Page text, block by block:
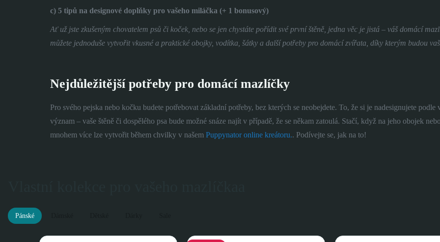
c) 5 tipů na designové doplňky pro vašeho miláčka (+ 1 bonusový)
Ať už jste zkušeným chovatelem psů či koček, nebo se jen chystáte pořídit své první štěně, jedna věc je jistá – váš domácí
můžete jednoduše vytvořit vkusné a praktické obojky, vodítka, šátky a další potřeby pro domácí zvířata, díky kterým budou
Nejdůležitější potřeby pro domácí mazlíčky
Pro svého pejska nebo kočku budete potřebovat základní potřeby, bez kterých se neobejdete. To, že si je nadesignujete
význam – vaše štěně či dospělého psa bude možné snáze najít v případě, že se někam zatoulá. Stačí, když na jeho obojek
mnohem více lze vytvořit během chvilky v našem Puppynator online kreátoru.. Podívejte se, jak na to!
Pánské